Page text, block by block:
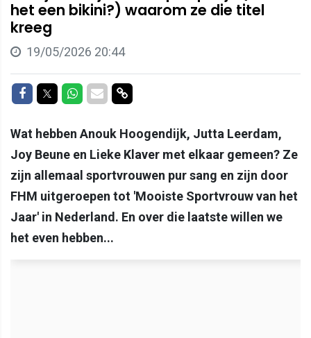
het een bikini?) waarom ze die titel
kreeg
19/05/2026 20:44
Delen op Facebook
Delen op Twitter
Delen op Whatsapp
Delen via Mail
Delen via link
Wat hebben Anouk Hoogendijk, Jutta Leerdam,
Joy Beune en Lieke Klaver met elkaar gemeen? Ze
zijn allemaal sportvrouwen pur sang en zijn door
FHM uitgeroepen tot 'Mooiste Sportvrouw van het
Jaar' in Nederland. En over die laatste willen we
het even hebben...